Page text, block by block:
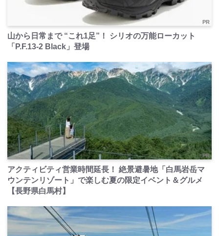
PR
山から日常まで “これ1足”！ シリオの万能ローカット
「P.F.13-2 Black」登場
PR
アクティビティ営業時間延長！ 絶景避暑地「白馬岩岳マ
ウンテンリゾート」で楽しむ夏の限定イベント＆グルメ
【長野県白馬村】